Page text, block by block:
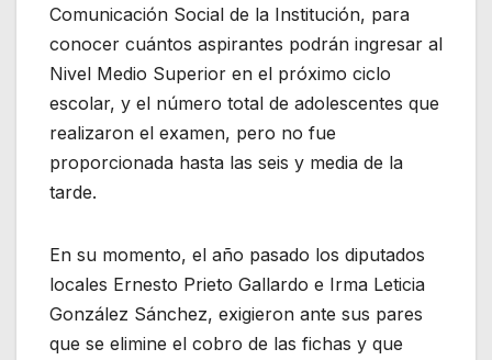
Comunicación Social de la Institución, para
conocer cuántos aspirantes podrán ingresar al
Nivel Medio Superior en el próximo ciclo
escolar, y el número total de adolescentes que
realizaron el examen, pero no fue
proporcionada hasta las seis y media de la
tarde.
En su momento, el año pasado los diputados
locales Ernesto Prieto Gallardo e Irma Leticia
González Sánchez, exigieron ante sus pares
que se elimine el cobro de las fichas y que